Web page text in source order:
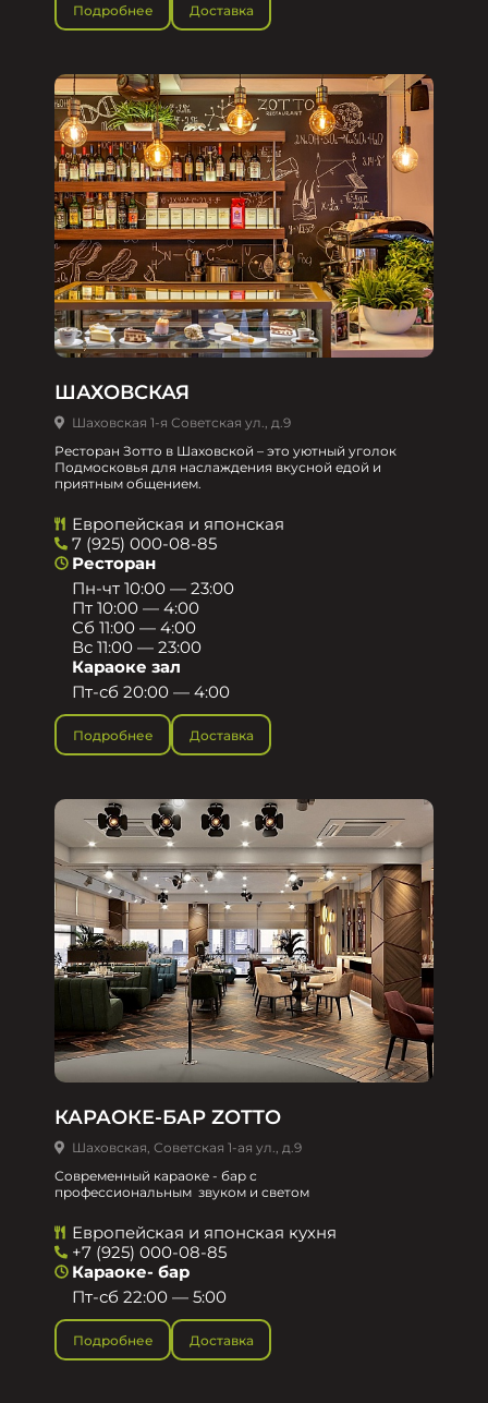
Подробнее Доставка
ШАХОВСКАЯ
Шаховская 1-я Советская ул., д.9
Ресторан Зотто в Шаховской – это уютный уголок
Подмосковья для наслаждения вкусной едой и
приятным общением.​
Европейская и японская
7 (925) 000-08-85
Ресторан
Пн-чт 10:00 — 23:00
Пт 10:00 — 4:00
Сб 11:00 — 4:00
Вс 11:00 — 23:00
Караоке зал
Пт-сб 20:00 — 4:00
Подробнее Доставка
КАРАОКЕ-БАР ZOTTO
Шаховская, Советская 1-ая ул., д.9
Современный караоке - бар с
профессиональным звуком и светом
Европейская и японская кухня
+7 (925) 000-08-85
Караоке- бар
Пт-сб 22:00 — 5:00
Подробнее Доставка